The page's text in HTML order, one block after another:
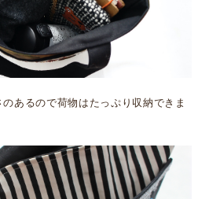
あるので荷物はたっぷり収納できま